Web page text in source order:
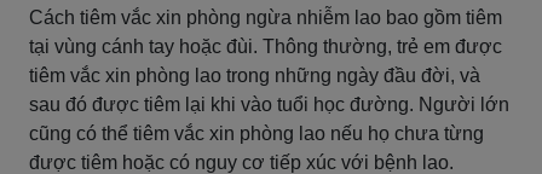
Cách tiêm vắc xin phòng ngừa nhiễm lao bao gồm tiêm
tại vùng cánh tay hoặc đùi. Thông thường, trẻ em được
tiêm vắc xin phòng lao trong những ngày đầu đời, và
sau đó được tiêm lại khi vào tuổi học đường. Người lớn
cũng có thể tiêm vắc xin phòng lao nếu họ chưa từng
được tiêm hoặc có nguy cơ tiếp xúc với bệnh lao.